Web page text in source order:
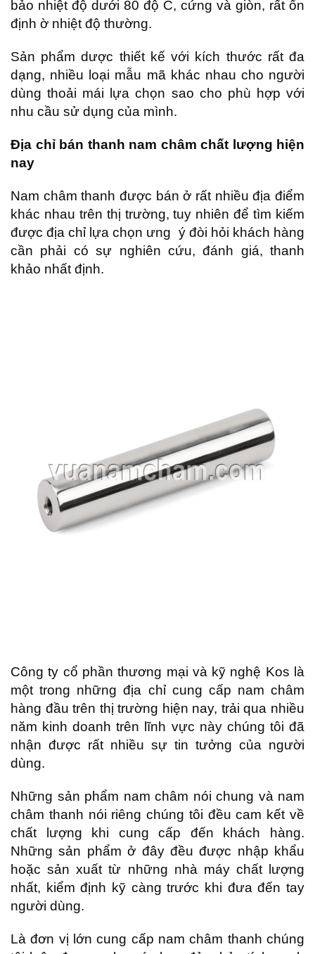
bảo nhiệt độ dưới 80 độ C, cứng và giòn, rất ổn
định ờ nhiệt độ thường.
Sản phẩm dược thiết kế với kích thước rất đa
dạng, nhiều loại mẫu mã khác nhau cho người
dùng thoải mái lựa chọn sao cho phù hợp với
nhu cầu sử dụng của mình.
Địa chỉ bán thanh nam châm chất lượng hiện
nay
Nam châm thanh được bán ở rất nhiều địa điểm
khác nhau trên thị trường, tuy nhiên để tìm kiếm
được địa chỉ lựa chọn ưng ý đòi hỏi khách hàng
cần phải có sự nghiên cứu, đánh giá, thanh
khảo nhất định.
Công ty cổ phần thương mại và kỹ nghệ Kos là
một trong những địa chỉ cung cấp nam châm
hàng đầu trên thị trường hiện nay, trải qua nhiều
năm kinh doanh trên lĩnh vực này chúng tôi đã
nhận được rất nhiều sự tin tưởng của người
dùng.
Những sản phẩm nam châm nói chung và nam
châm thanh nói riêng chúng tôi đều cam kết về
chất lượng khi cung cấp đến khách hàng.
Những sản phẩm ở đây đều được nhập khẩu
hoặc sản xuất từ những nhà máy chất lượng
nhất, kiểm định kỹ càng trước khi đưa đến tay
người dùng.
Là đơn vị lớn cung cấp nam châm thanh chúng